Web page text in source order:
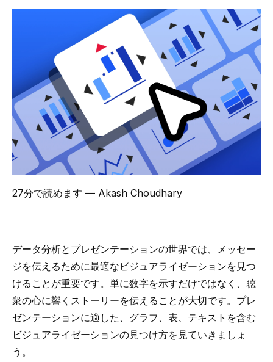
27分で読めます — Akash Choudhary
データ分析とプレゼンテーションの世界では、メッセー
ジを伝えるために最適なビジュアライゼーションを見つ
けることが重要です。単に数字を示すだけではなく、聴
衆の心に響くストーリーを伝えることが大切です。プレ
ゼンテーションに適した、グラフ、表、テキストを含む
ビジュアライゼーションの見つけ方を見ていきましょ
う。